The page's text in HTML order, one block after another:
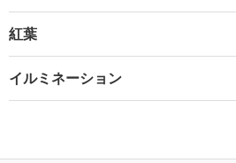
紅葉
イルミネーション